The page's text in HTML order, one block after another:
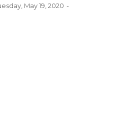
May 19, 2020